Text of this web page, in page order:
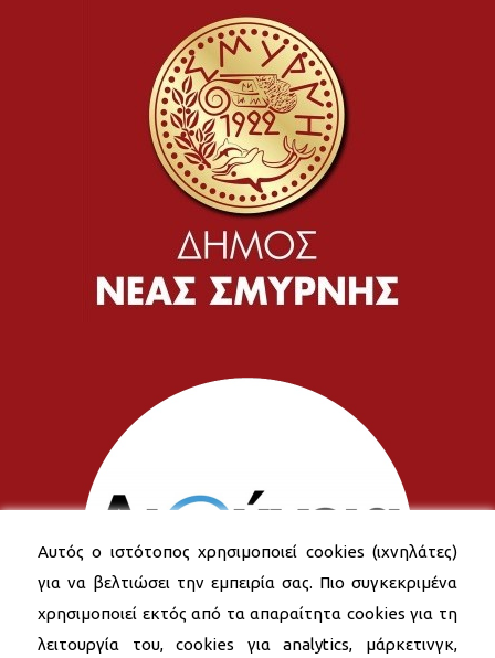
Αυτός ο ιστότοπος χρησιμοποιεί cookies (ιχνηλάτες)
για να βελτιώσει την εμπειρία σας. Πιο συγκεκριμένα
χρησιμοποιεί εκτός από τα απαραίτητα cookies για τη
λειτουργία του, cookies για analytics, μάρκετινγκ,